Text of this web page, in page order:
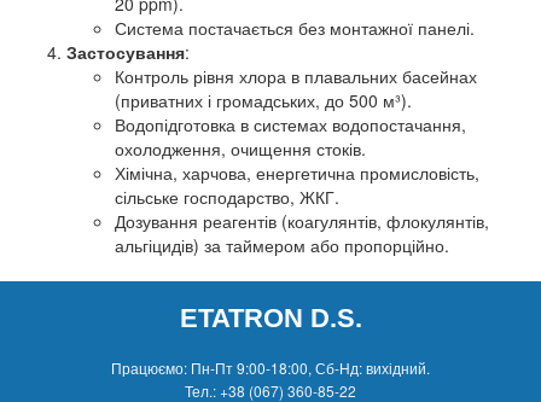
Система постачається без монтажної панелі.
Застосування:
Контроль рівня хлора в плавальних басейнах
(приватних і громадських, до 500 м³).
Водопідготовка в системах водопостачання,
охолодження, очищення стоків.
Хімічна, харчова, енергетична промисловість,
сільське господарство, ЖКГ.
Дозування реагентів (коагулянтів, флокулянтів,
альгіцидів) за таймером або пропорційно.
ETATRON D.S.
Працюємо: Пн-Пт 9:00-18:00, Сб-Нд: вихідний.
Тел.:+38 (067) 360-85-22